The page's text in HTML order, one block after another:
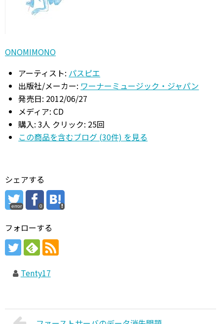
ONOMIMONO
アーティスト: パスピエ
出版社/メーカー: ワーナーミュージック・ジャパン
発売日: 2012/06/27
メディア: CD
購入: 3人 クリック: 25回
この商品を含むブログ (30件) を見る
シェアする
error 0
フォローする
Tenty17